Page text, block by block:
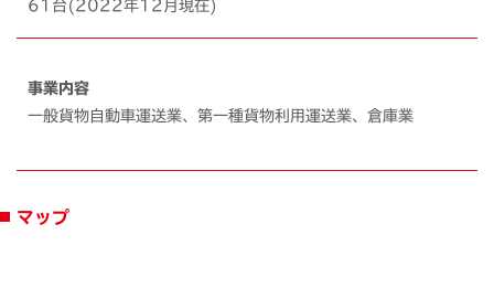
61台(2022年12月現在)
事業内容
一般貨物自動車運送業、第一種貨物利用運送業、倉庫業
マップ